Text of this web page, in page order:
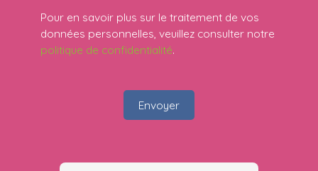
Pour en savoir plus sur le traitement de vos
données personnelles, veuillez consulter notre
politique de confidentialité.
Envoyer